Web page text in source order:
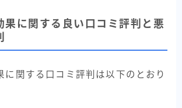
果に関する良い口コミ評判と悪
に関する口コミ評判は以下のとおり